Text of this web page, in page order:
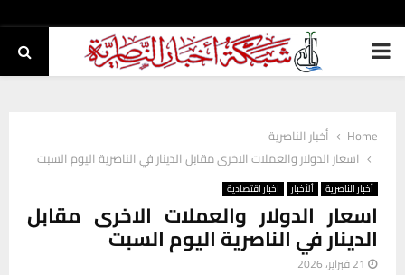
PRIMARY
Home
أخبار الناصرية
اسعار الدولار والعملات الاخرى مقابل الدينار في الناصرية اليوم السبت
أخبار الناصرية ألأخبار اخبار اقتصادية
اسعار الدولار والعملات الاخرى مقابل
الدينار في الناصرية اليوم السبت
21 فبراير، 2026